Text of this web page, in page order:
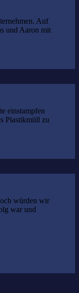
Auf
und Aaron mit
einstampfen
Plastikmüll zu
würden wir
war und